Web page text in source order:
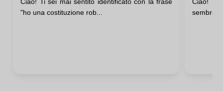
"ho una costituzione rob...